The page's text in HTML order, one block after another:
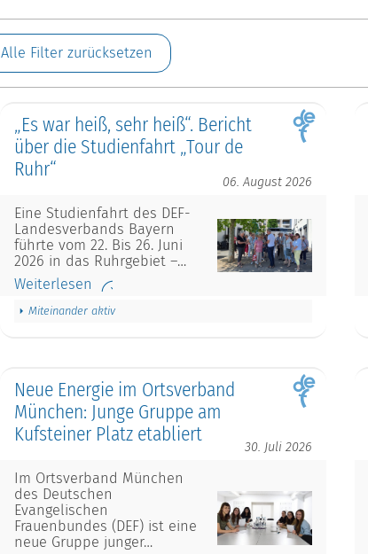
Alle Filter zurücksetzen
„Es war heiß, sehr heiß“. Bericht
über die Studienfahrt „Tour de
Ruhr“
06. August 2026
Eine Studienfahrt des DEF-
Landesverbands Bayern
führte vom 22. Bis 26. Juni
2026 in das Ruhrgebiet –…
Weiterlesen
Miteinander aktiv
Neue Energie im Ortsverband
München: Junge Gruppe am
Kufsteiner Platz etabliert
30. Juli 2026
Im Ortsverband München
des Deutschen
Evangelischen
Frauenbundes (DEF) ist eine
neue Gruppe junger…